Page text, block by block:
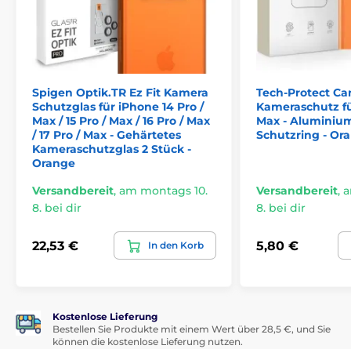
Schlankes und elegantes Design
Lieferumfang:
1 × Set Objektivabdeckungen Tech-Protect CamFull
Fit+
1 × Installationsset
Spigen Optik.TR Ez Fit Kamera
Schutzglas für iPhone 14 Pro /
Max / 15 Pro / Max / 16 Pro / Max
/ 17 Pro / Max - Gehärtetes
Kameraschutzglas 2 Stück -
Orange
Versandbereit, am montags 10.
8. bei dir
22,53 € In den Korb
Tech-Protect
Kameraschutz
Max -
Schutzring -
Versandbereit,
8. bei dir
5,80 €
Kostenlose Lieferung
Bestellen Sie Produkte mit einem Wert über 28,5 €, und Sie
können die kostenlose Lieferung nutzen.